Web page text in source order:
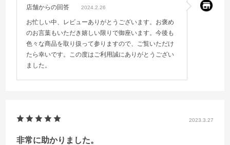
店舗からの回答 2024.2.26
お忙しい中、レビューありがとうございます。お褒め
のお言葉もいただき嬉しい限りで御座います。今後も
色々な商品を取り扱って参りますので、ご覧いただけ
たら幸いです。この度はご利用誠にありがとうござい
ました。
2023.3.27
非常に助かりました。